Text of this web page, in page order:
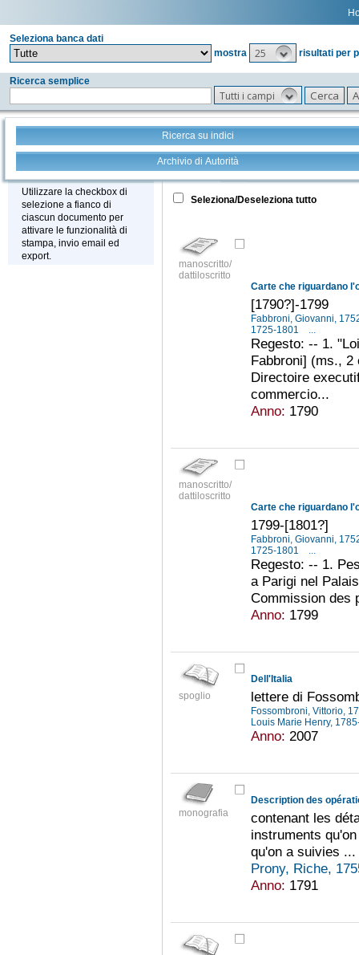
Seleziona banca dati
mostra
25 risultati per
Ricerca semplice
Tutti i campi
Ricerca su indici
Archivio di Autorità
Stampa - Email - Export
Utilizzare la checkbox di
selezione a fianco di
ciascun documento per
attivare le funzionalità di
stampa, invio email ed
export.
Tutto +
Seleziona/Deseleziona tutto
manoscritto/
dattiloscritto
[1790?]-1799
Fabbroni, Giovanni,
1725-1801
...
Regesto: -- 1.
Fabbroni] (ms.,
Directoire
commercio...
Anno: 1790
manoscritto/
dattiloscritto
1799-[1801?]
Fabbroni, Giovanni,
1725-1801
...
Regesto: -- 1.
a Parigi nel
Commission des
Anno: 1799
spoglio
Dell'Italia
lettere di
Fossombroni, Vittorio,
Louis Marie Henry,
Anno: 2007
monografia
contenant les
instruments
qu'on a suivies ...
Prony, Riche,
Anno: 1791